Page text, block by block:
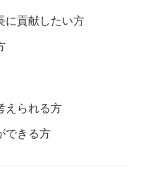
に貢献したい方
えられる方
できる方